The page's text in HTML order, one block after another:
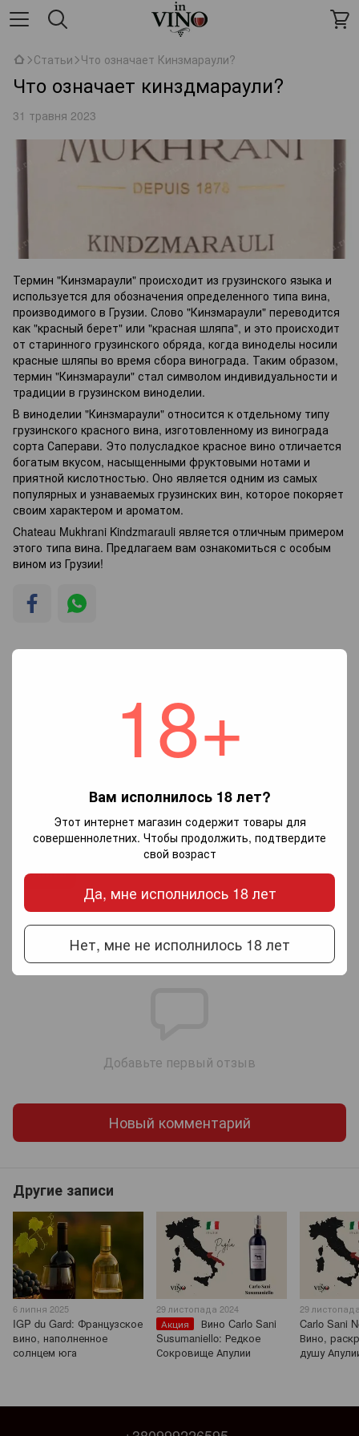
18+
Вам исполнилось 18 лет?
Этот интернет магазин содержит товары для
совершеннолетних. Чтобы продолжить, подтвердите
свой возраст
Да, мне исполнилось 18 лет
Нет, мне не исполнилось 18 лет
Статьи Что означает Кинзмараули?
Что означает кинздмараули?
31 травня 2023
Термин "Кинзмараули" происходит из грузинского языка и
используется для обозначения определенного типа вина,
производимого в Грузии. Слово "Кинзмараули" переводится
как "красный берет" или "красная шляпа", и это происходит
от старинного грузинского обряда, когда виноделы носили
красные шляпы во время сбора винограда. Таким образом,
термин "Кинзмараули" стал символом индивидуальности и
традиции в грузинском виноделии.
В виноделии "Кинзмараули" относится к отдельному типу
грузинского красного вина, изготовленному из винограда
сорта Саперави. Это полусладкое красное вино отличается
богатым вкусом, насыщенными фруктовыми нотами и
приятной кислотностью. Оно является одним из самых
популярных и узнаваемых грузинских вин, которое покоряет
своим характером и ароматом.
Chateau Mukhrani Kindzmarauli является отличным примером
этого типа вина. Предлагаем вам ознакомиться с особым
вином из Грузии!
Мы рекомендуем
Kindzmarauli (красное
полусладкое вино)
885 грн
Купить
Обсуждение
Добавьте первый отзыв
Новый комментарий
Другие записи
6 липня 2025
IGP du Gard: Французское
вино, наполненное
солнцем юга
29 листопада 2024
Акция
Вино Carlo Sani
Susumaniello: Редкое
Сокровище Апулии
29
Carlo Sani
Вино,
душу